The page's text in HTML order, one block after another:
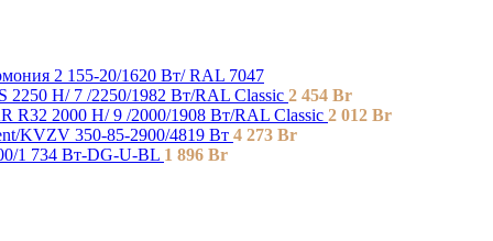
2 155-20/1620 Вт/ RAL 7047
2250 H/ 7 /2250/1982 Вт/RAL Classic 2 454 Br
R32 2000 H/ 9 /2000/1908 Вт/RAL Classic 2 012 Br
KVZV 350-85-2900/4819 Вт 4 273 Br
1 734 Вт-DG-U-BL 1 896 Br